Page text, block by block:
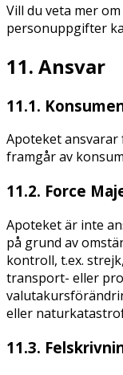
Vill du veta mer
personuppgifter
11. Ansvar
11.1.
Apoteket
framgår av
11.2. Force
Apoteket är inte
på grund av
kontroll, t.ex.
transport- eller
eller
11.3.